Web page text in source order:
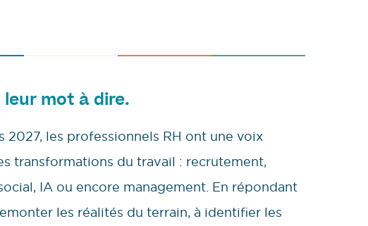
leur mot à dire.
les professionnels RH ont une voix
transformations du travail : recrutement,
IA ou encore management. En répondant
les réalités du terrain, à identifier les